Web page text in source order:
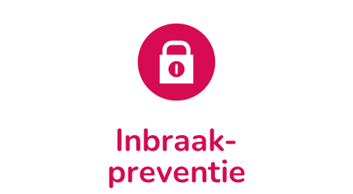
Inbraak-
preventie